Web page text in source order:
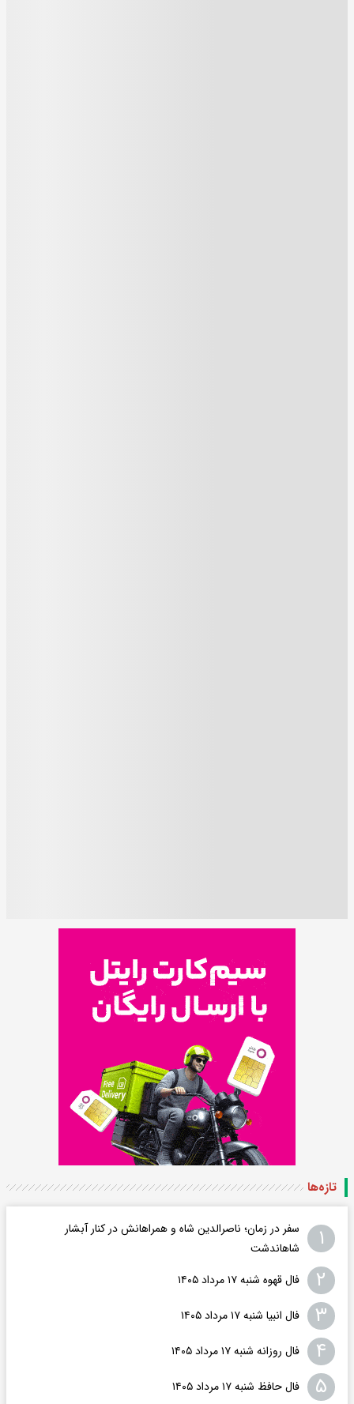
تازه‌ها
۱
سفر در زمان؛ ناصرالدین شاه و همراهانش در کنار آبشار
شاهاندشت
۲ فال قهوه شنبه ۱۷ مرداد ۱۴۰۵
۳ فال انبیا شنبه ۱۷ مرداد ۱۴۰۵
۴ فال روزانه شنبه ۱۷ مرداد ۱۴۰۵
۵ فال حافظ شنبه ۱۷ مرداد ۱۴۰۵